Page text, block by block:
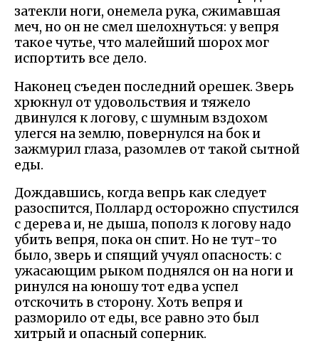
затекли ноги, онемела рука, сжимавшая
меч, но он не смел шелохнуться: у вепря
такое чутье, что малейший шорох мог
испортить все дело.
Наконец съеден последний орешек. Зверь
хрюкнул от удовольствия и тяжело
двинулся к логову, с шумным вздохом
улегся на землю, повернулся на бок и
зажмурил глаза, разомлев от такой сытной
еды.
Дождавшись, когда вепрь как следует
разоспится, Поллард осторожно спустился
с дерева и, не дыша, пополз к логову надо
убить вепря, пока он спит. Но не тут-то
было, зверь и спящий учуял опасность: с
ужасающим рыком поднялся он на ноги и
ринулся на юношу тот едва успел
отскочить в сторону. Хоть вепря и
разморило от еды, все равно это был
хитрый и опасный соперник.